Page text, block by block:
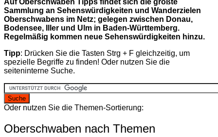
Auf Oberschwaben Tipps findet sich die größte
Sammlung an Sehenswürdigkeiten und Wanderzielen
Oberschwabens im Netz; gelegen zwischen Donau,
Bodensee, Iller und Ulm in Baden-Württemberg.
Regelmäßig kommen neue Sehenswürdigkeiten hinzu.
Tipp: Drücken Sie die Tasten Strg + F gleichzeitig, um
spezielle Begriffe zu finden! Oder nutzen Sie die
seiteninterne Suche.
Oder nutzen Sie die Themen-Sortierung:
Oberschwaben nach Themen